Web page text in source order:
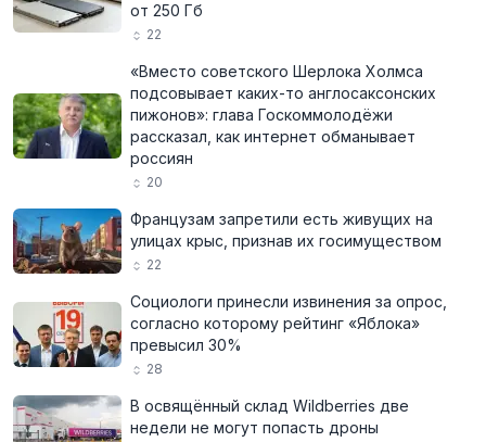
от 250 Гб
22
«Вместо советского Шерлока Холмса
подсовывает каких-то англосаксонских
пижонов»: глава Госкоммолодёжи
рассказал, как интернет обманывает
россиян
20
Французам запретили есть живущих на
улицах крыс, признав их госимуществом
22
Социологи принесли извинения за опрос,
согласно которому рейтинг «Яблока»
превысил 30%
28
В освящённый склад Wildberries две
недели не могут попасть дроны